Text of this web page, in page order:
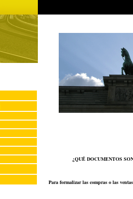
¿QUÉ DOCUMENTOS
Para formalizar las compras o las